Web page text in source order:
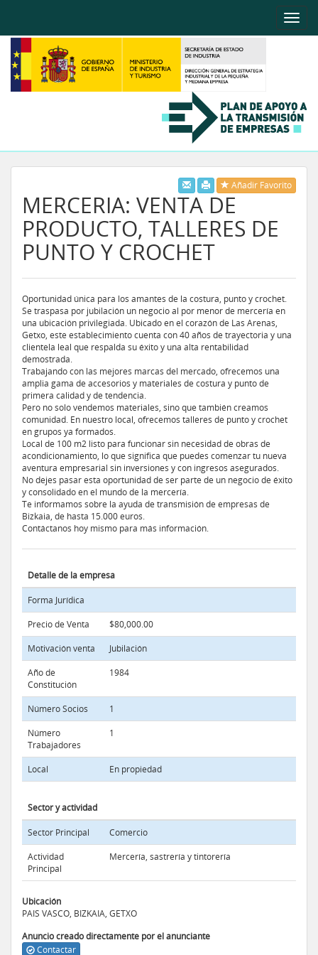
Toggle
Añadir Favorito
MERCERIA: VENTA DE
PRODUCTO, TALLERES DE
PUNTO Y CROCHET
Oportunidad única para los amantes de la costura, punto y crochet.
Se traspasa por jubilación un negocio al por menor de mercería en
una ubicación privilegiada. Ubicado en el corazón de Las Arenas,
Getxo, este establecimiento cuenta con 40 años de trayectoria y una
clientela leal que respalda su éxito y una alta rentabilidad
demostrada.
Trabajando con las mejores marcas del mercado, ofrecemos una
amplia gama de accesorios y materiales de costura y punto de
primera calidad y de tendencia.
Pero no solo vendemos materiales, sino que también creamos
comunidad. En nuestro local, ofrecemos talleres de punto y crochet
en grupos ya formados.
Local de 100 m2 listo para funcionar sin necesidad de obras de
acondicionamiento, lo que significa que puedes comenzar tu nueva
aventura empresarial sin inversiones y con ingresos asegurados.
No dejes pasar esta oportunidad de ser parte de un negocio de éxito
y consolidado en el mundo de la mercería.
Te informamos sobre la ayuda de transmisión de empresas de
Bizkaia, de hasta 15.000 euros.
Contáctanos hoy mismo para más información.
Detalle de la empresa
Forma Jurídica
Precio de Venta
$80,000.00
Motivación venta
Jubilación
Año de
Constitución
1984
Número Socios
1
Número
Trabajadores
1
Local En propiedad
Sector y actividad
Sector Principal
Comercio
Actividad
Principal
Mercería, sastrería y tintorería
Ubicación
PAIS VASCO, BIZKAIA, GETXO
Anuncio creado directamente por el anunciante
Contactar